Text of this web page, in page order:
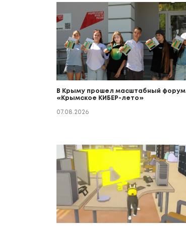
В Крыму прошел масштабный форум
«Крымское КИБЕР-лето»
07.08.2026